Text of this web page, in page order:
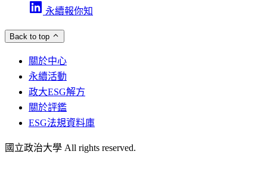
永續報你知
Back to top
關於中心
永續活動
政大ESG解方
關於評鑑
ESG法規資料庫
國立政治大學 All rights reserved.